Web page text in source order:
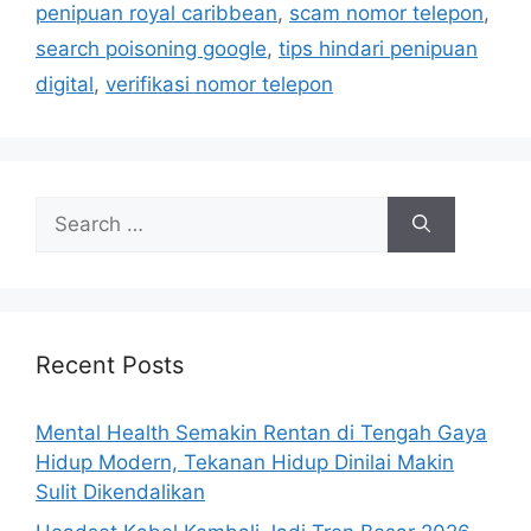
penipuan royal caribbean, scam nomor telepon,
search poisoning google, tips hindari penipuan
digital, verifikasi nomor telepon
h
r
:
Recent Posts
Mental Health Semakin Rentan di Tengah Gaya
Hidup Modern, Tekanan Hidup Dinilai Makin
Sulit Dikendalikan